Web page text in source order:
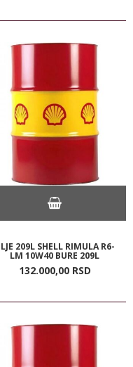
209L SHELL RIMULA R6-
LM 10W40 BURE 209L
132.000,00 RSD